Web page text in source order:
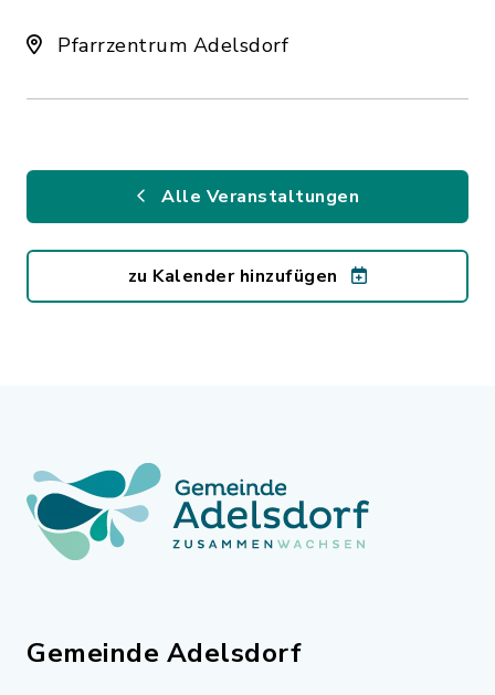
Pfarrzentrum Adelsdorf
Alle Veranstaltungen
zu Kalender hinzufügen
Gemeinde Adelsdorf